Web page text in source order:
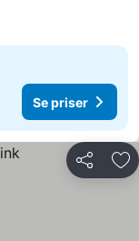
Se priser
Del